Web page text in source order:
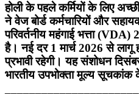
होली के पहले कर्मियों के लिए
ने वेज बोर्ड कर्मचारियों और
परिवर्तनीय महंगाई भत्ता (VDA)
है। नई दर 1 मार्च 2026 से
प्रभावी रहेगी। यह संशोधन
भारतीय उपभोक्ता मूल्य सूचकांक